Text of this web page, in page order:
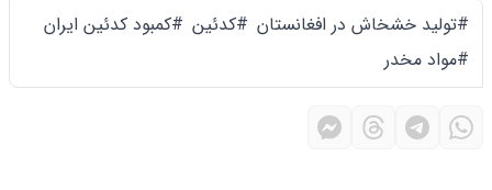
#تولید خشخاش در افغانستان #کدئین #کمبود کدئین ایران
#مواد مخدر